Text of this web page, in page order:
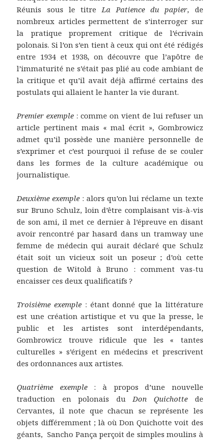
Réunis sous le titreLa Patience du papier, de
nombreux articles permettent de s’interroger sur
la pratique proprement critique de l’écrivain
polonais. Si l’on s’en tient à ceux qui ont été rédigés
entre 1934 et 1938, on découvre que l’apôtre de
l’immaturité ne s’était pas plié au code ambiant de
la critique et qu’il avait déjà affirmé certains des
postulats qui allaient le hanter la vie durant.
Premier exemple : comme on vient de lui refuser un
article pertinent mais « mal écrit », Gombrowicz
admet qu’il possède une manière personnelle de
s’exprimer et c’est pourquoi il refuse de se couler
dans les formes de la culture académique ou
journalistique.
Deuxième exemple : alors qu’on lui réclame un texte
sur Bruno Schulz, loin d’être complaisant vis-à-vis
de son ami, il met ce dernier à l’épreuve en disant
avoir rencontré par hasard dans un tramway une
femme de médecin qui aurait déclaré que Schulz
était soit un vicieux soit un poseur ; d’où cette
question de Witold à Bruno : comment vas-tu
encaisser ces deux qualificatifs ?
Troisième exemple : étant donné que la littérature
est une création artistique et vu que la presse, le
public et les artistes sont interdépendants,
Gombrowicz trouve ridicule que les « tantes
culturelles » s’érigent en médecins et prescrivent
des ordonnances aux artistes.
Quatrième exemple : à propos d’une nouvelle
traduction en polonais duDon Quichotte de
Cervantes, il note que chacun se représente les
objets différemment ; là où Don Quichotte voit des
géants, Sancho Pança perçoit de simples moulins à